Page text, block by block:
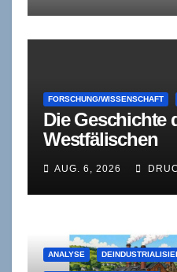
FORSCHUNG/WISSENSCHAFT
Die Geschichte
Westfälischen
AUG. 6, 2026
ANALYSE